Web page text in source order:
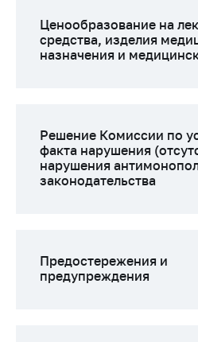
Сообщить о росте
цен на лекарства и
медицинские
Адрес и режим
работы
Приемная
Пресс-служба
Вышестоящий
Ценообразование на
средства, изделия
назначения и
Решение Комиссии по
факта нарушения
нарушения
законодательства
Предостережения и
предупреждения